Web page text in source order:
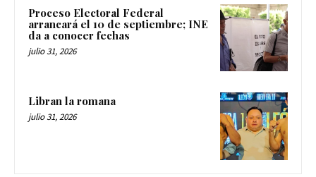
Proceso Electoral Federal
arrancará el 10 de septiembre; INE
da a conocer fechas
julio 31, 2026
Libran la romana
julio 31, 2026